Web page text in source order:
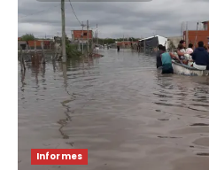
Informes